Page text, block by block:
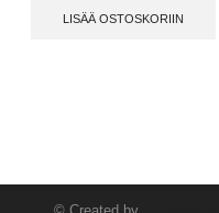
LISÄÄ OSTOSKORIIN